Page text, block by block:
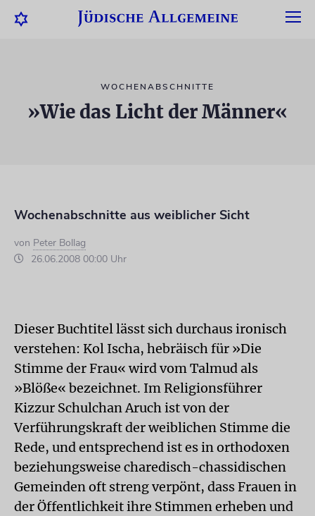
WOCHENABSCHNITTE
»Wie das Licht der Männer«
Wochenabschnitte aus weiblicher Sicht
von Peter Bollag
26.06.2008 00:00 Uhr
Dieser Buchtitel lässt sich durchaus ironisch
verstehen: Kol Ischa, hebräisch für »Die
Stimme der Frau« wird vom Talmud als
»Blöße« bezeichnet. Im Religionsführer
Kizzur Schulchan Aruch ist von der
Verführungskraft der weiblichen Stimme die
Rede, und entsprechend ist es in orthodoxen
beziehungsweise charedisch-chassidischen
Gemeinden oft streng verpönt, dass Frauen in
der Öffentlichkeit ihre Stimmen erheben und